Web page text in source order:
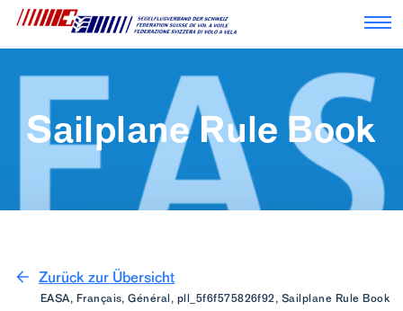
Sailplane Rule Book
Zurück zur Übersicht
EASA, Français, Général, pll_5f6f575826f92, Sailplane Rule Book